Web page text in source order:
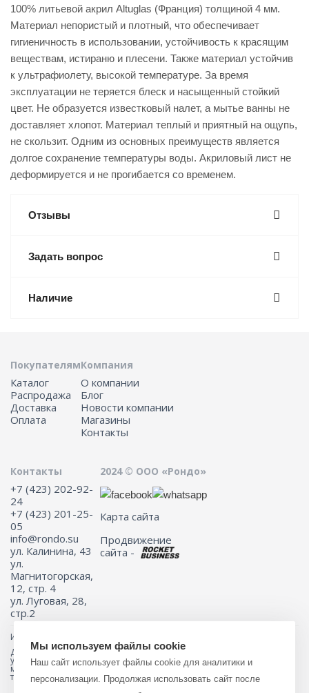
100% литьевой акрил Altuglas (Франция) толщиной 4 мм.
Материал непористый и плотный, что обеспечивает
гигиеничность в использовании, устойчивость к красящим
веществам, истираню и плесени. Также материал устойчив
к ультрафиолету, высокой температуре. За время
эксплуатации не теряется блеск и насыщенный стойкий
цвет. Не образуется известковый налет, а мытье ванны не
доставляет хлопот. Материал теплый и приятный на ощупь,
не скользит. Одним из основных преимуществ является
долгое сохранение температуры воды. Акриловый лист не
деформируется и не прогибается со временем.
Отзывы
Задать вопрос
Наличие
Покупателям
Каталог
Распродажа
Доставка
Оплата
Компания
О компании
Блог
Новости компании
Магазины
Контакты
Контакты
+7 (423) 202-92-
24
+7 (423) 201-25-
05
info@rondo.su
ул. Калинина, 43
ул.
Магнитогорская,
12, стр. 4
ул. Луговая, 28,
стр.2
2024 © ООО «Рондо»
Карта сайта
Продвижение
сайта -
Информация на сайте не является публичной офертой.
Для получения подробной информации о наличии и стоимости
указанных товаров и (или) услуг, пожалуйста, обращайтесь к
менеджеру сайта с помощью специальной формы связи или по
телефону 8 (423) 201-25-05
Мы используем файлы cookie
Наш сайт использует файлы cookie для аналитики и
персонализации. Продолжая использовать сайт после